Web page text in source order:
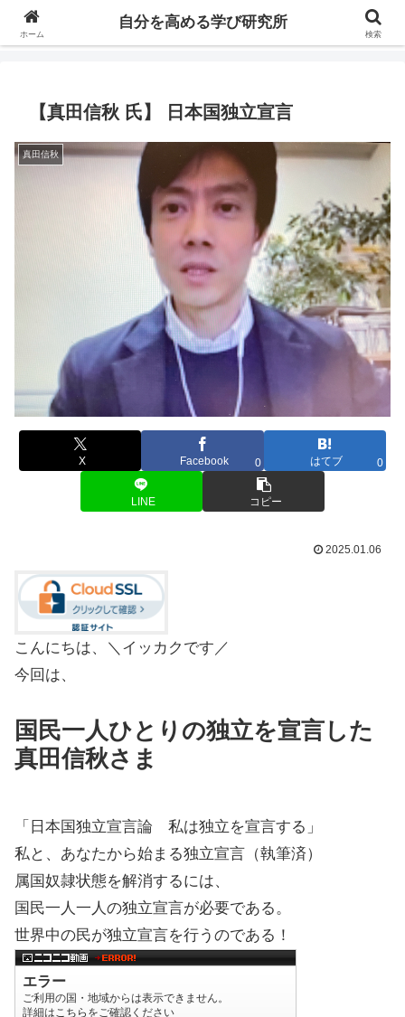
自分の価値を高めるための学びについて研究し、セミナーや情報（ブログ、動
【真田信秋 氏】 日本国独立宣言
真田信秋
X Facebook 0 はてブ 0
LINE コピー
2025.01.06
こんにちは、＼イッカクです／
今回は、
国民一人ひとりの独立を宣言した
真田信秋さま
「日本国独立宣言論 私は独立を宣言する」
私と、あなたから始まる独立宣言（執筆済）
属国奴隷状態を解消するには、
国民一人一人の独立宣言が必要である。
世界中の民が独立宣言を行うのである！
ホーム
自分を高める学び研究所
検索